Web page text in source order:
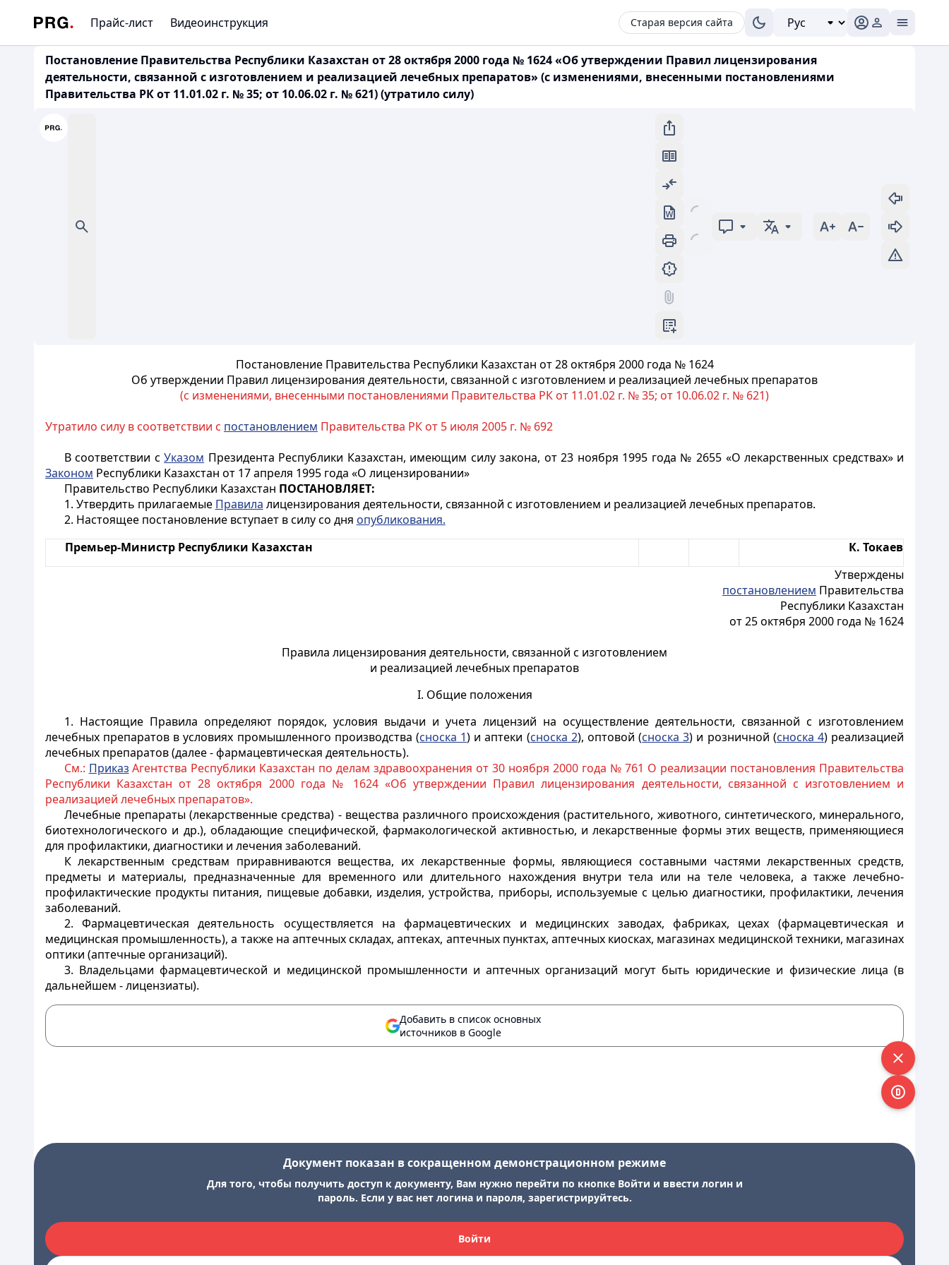
Прайс-лист Видеоинструкция Старая версия сайта
Постановление Правительства Республики Казахстан от 28 октября 2000 года № 1624 «Об утверждении Правил лицензирования
деятельности, связанной с изготовлением и реализацией лечебных препаратов» (с изменениями, внесенными постановлениями
Правительства РК от 11.01.02 г. № 35; от 10.06.02 г. № 621) (утратило силу)
Постановление Правительства Республики Казахстан от 28 октября 2000 года № 1624
Об утверждении Правил лицензирования деятельности, связанной с изготовлением и реализацией лечебных препаратов
(с изменениями, внесенными постановлениями Правительства РК от 11.01.02 г. № 35; от 10.06.02 г. № 621)
Утратило силу в соответствии с постановлением Правительства РК от 5 июля 2005 г. № 692
В соответствии сУказом Президента Республики Казахстан, имеющим силу закона, от 23 ноября 1995 года № 2655 «О лекарственных средствах» и
Законом Республики Казахстан от 17 апреля 1995 года «О лицензировании»
Правительство Республики Казахстан ПОСТАНОВЛЯЕТ:
1. Утвердить прилагаемые Правила лицензирования деятельности, связанной с изготовлением и реализацией лечебных препаратов.
2. Настоящее постановление вступает в силу со дня опубликования.
Премьер-Министр Республики Казахстан
К. Токаев
Утверждены
постановлением Правительства
Республики Казахстан
от 25 октября 2000 года № 1624
Правила лицензирования деятельности, связанной с изготовлением
и реализацией лечебных препаратов
I. Общие положения
1. Настоящие Правила определяют порядок, условия выдачи и учета лицензий на осуществление деятельности, связанной с изготовлением
лечебных препаратов в условиях промышленного производства (сноска 1) и аптеки (сноска 2), оптовой (сноска 3) и розничной (сноска 4) реализацией
лечебных препаратов (далее - фармацевтическая деятельность).
См.: Приказ Агентства Республики Казахстан по делам здравоохранения от 30 ноября 2000 года № 761 О реализации постановления Правительства
Республики Казахстан от 28 октября 2000 года № 1624 «Об утверждении Правил лицензирования деятельности, связанной с изготовлением и
реализацией лечебных препаратов».
Лечебные препараты (лекарственные средства) - вещества различного происхождения (растительного, животного, синтетического, минерального,
биотехнологического и др.), обладающие специфической, фармакологической активностью, и лекарственные формы этих веществ, применяющиеся
для профилактики, диагностики и лечения заболеваний.
К лекарственным средствам приравниваются вещества, их лекарственные формы, являющиеся составными частями лекарственных средств,
предметы и материалы, предназначенные для временного или длительного нахождения внутри тела или на теле человека, а также лечебно-
профилактические продукты питания, пищевые добавки, изделия, устройства, приборы, используемые с целью диагностики, профилактики, лечения
заболеваний.
2. Фармацевтическая деятельность осуществляется на фармацевтических и медицинских заводах, фабриках, цехах (фармацевтическая и
медицинская промышленность), а также на аптечных складах, аптеках, аптечных пунктах, аптечных киосках, магазинах медицинской техники, магазинах
оптики (аптечные организаций).
3. Владельцами фармацевтической и медицинской промышленности и аптечных организаций могут быть юридические и физические лица (в
дальнейшем - лицензиаты).
Добавить в список основных
источников в Google
Документ показан в сокращенном демонстрационном режиме
Для того, чтобы получить доступ к документу, Вам нужно перейти по кнопке Войти и ввести логин и
пароль. Если у вас нет логина и пароля, зарегистрируйтесь.
Войти